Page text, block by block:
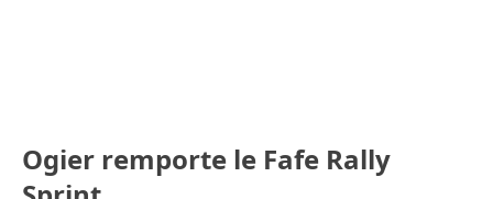
Ogier remporte le Fafe Rally